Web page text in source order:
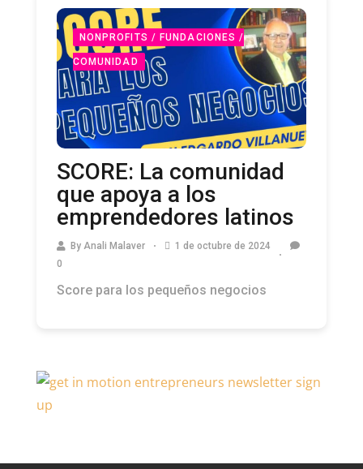
NONPROFITS / FUNDACIONES /
COMUNIDAD
SCORE: La comunidad
que apoya a los
emprendedores latinos